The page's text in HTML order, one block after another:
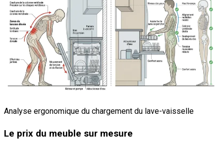
Analyse ergonomique du chargement du lave-vaisselle
Le prix du meuble sur mesure